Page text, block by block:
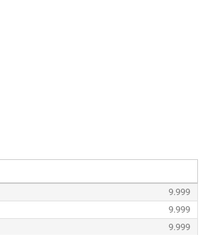
9.999
9.999
9.999